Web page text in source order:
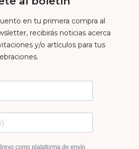
en tu primera compra al
recibirás noticias acerca
y/o artículos para tus